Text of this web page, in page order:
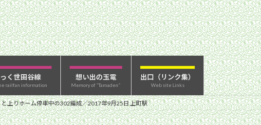
く世田谷線
railfan information
想い出の玉電
Memory of “Tamaden”
出口（リンク集）
Web site Links
上りホーム停車中の302編成／2017年9月25日 上町駅